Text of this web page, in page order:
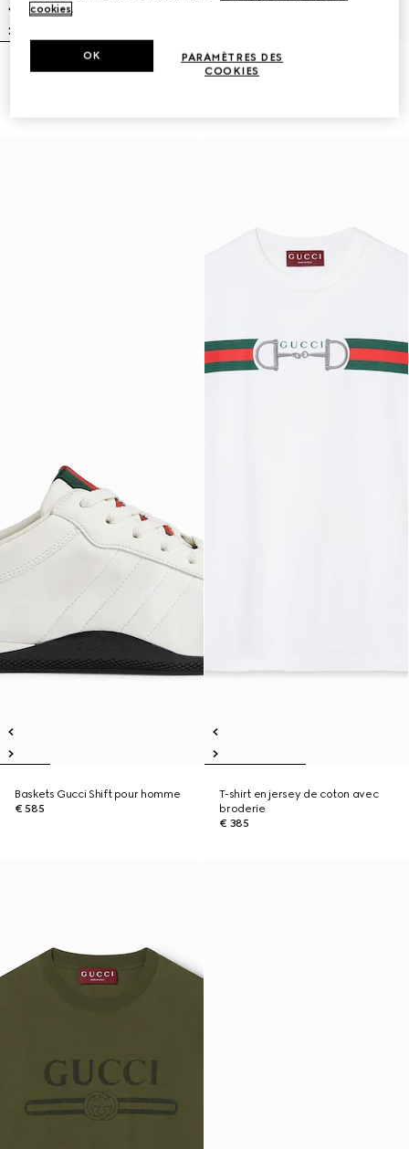
Pantalon décontracté en maille
Bague avec détail bande Web
Baskets Gucci Shift pour homme
€ 585
T-shirt en jersey de coton avec
broderie
€ 385
cookies.
PARAMÈTRES DES
COOKIES
OK